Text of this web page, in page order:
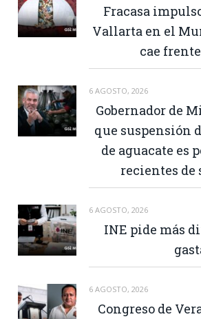
Fracasa
Vallarta en el
cae
6 AGOSTO, 2026
Gobernador de
que suspensión
de aguacate es
recientes de
6 AGOSTO, 2026
INE pide más
6 AGOSTO, 2026
Congreso de